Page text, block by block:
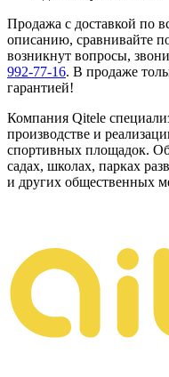
Продажа с доставкой по
описанию, сравнивайте
возникнут вопросы,
992-77-16. В продаже
гарантией!
Компания Qitele
производстве и
спортивных площадок.
садах, школах, парках
и других общественных